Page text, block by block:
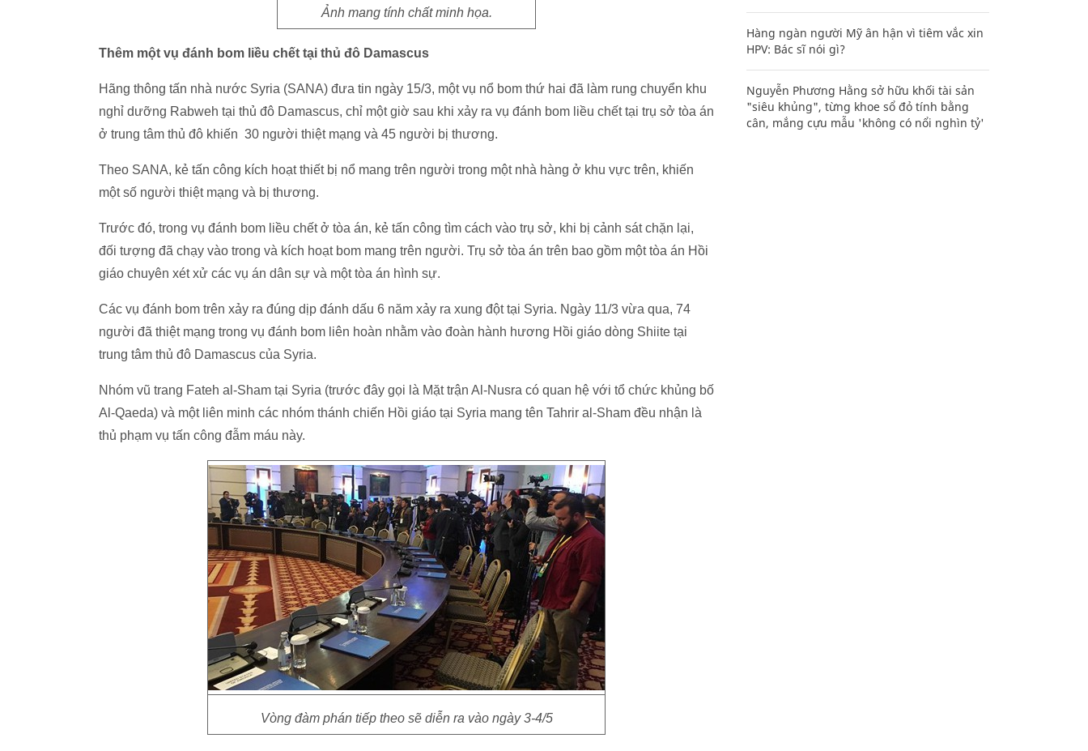
Ảnh mang tính chất minh họa.
Thêm một vụ đánh bom liều chết tại thủ đô Damascus
Hãng thông tấn nhà nước Syria (SANA) đưa tin ngày 15/3, một vụ nổ bom thứ hai đã làm rung chuyển khu
nghỉ dưỡng Rabweh tại thủ đô Damascus, chỉ một giờ sau khi xảy ra vụ đánh bom liều chết tại trụ sở tòa án
ở trung tâm thủ đô khiến 30 người thiệt mạng và 45 người bị thương.
Theo SANA, kẻ tấn công kích hoạt thiết bị nổ mang trên người trong một nhà hàng ở khu vực trên, khiến
một số người thiệt mạng và bị thương.
Trước đó, trong vụ đánh bom liều chết ở tòa án, kẻ tấn công tìm cách vào trụ sở, khi bị cảnh sát chặn lại,
đối tượng đã chạy vào trong và kích hoạt bom mang trên người. Trụ sở tòa án trên bao gồm một tòa án Hồi
giáo chuyên xét xử các vụ án dân sự và một tòa án hình sự.
Các vụ đánh bom trên xảy ra đúng dịp đánh dấu 6 năm xảy ra xung đột tại Syria. Ngày 11/3 vừa qua, 74
người đã thiệt mạng trong vụ đánh bom liên hoàn nhằm vào đoàn hành hương Hồi giáo dòng Shiite tại
trung tâm thủ đô Damascus của Syria.
Nhóm vũ trang Fateh al-Sham tại Syria (trước đây gọi là Mặt trận Al-Nusra có quan hệ với tổ chức khủng bố
Al-Qaeda) và một liên minh các nhóm thánh chiến Hồi giáo tại Syria mang tên Tahrir al-Sham đều nhận là
thủ phạm vụ tấn công đẫm máu này.
Vòng đàm phán tiếp theo sẽ diễn ra vào ngày 3-4/5
Hàng ngàn người Mỹ ân hận vì tiêm vắc xin
HPV: Bác sĩ nói gì?
Nguyễn Phương Hằng sở hữu khối tài sản
"siêu khủng", từng khoe sổ đỏ tính bằng
cân, mắng cựu mẫu 'không có nổi nghìn tỷ'